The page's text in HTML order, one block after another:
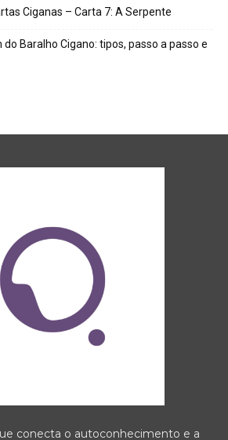
Ciganas – Carta 7: A Serpente
Baralho Cigano: tipos, passo a passo e
conecta o autoconhecimento e a